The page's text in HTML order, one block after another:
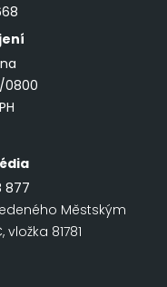
0800
877
Městským
81781